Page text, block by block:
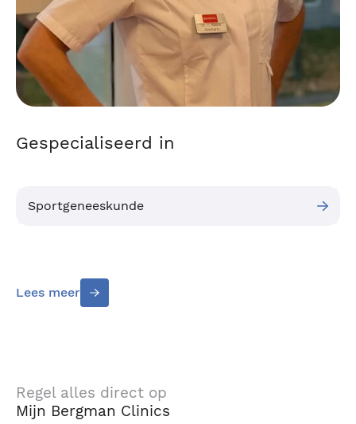
Gespecialiseerd in
Sportgeneeskunde
Lees meer
Regel alles direct op
Mijn Bergman Clinics